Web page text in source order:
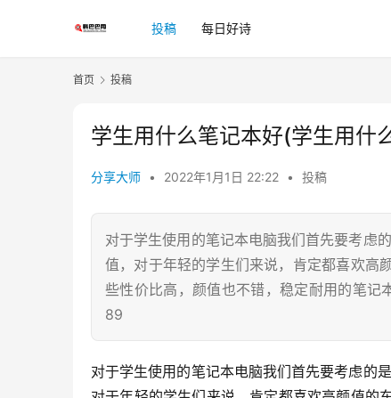
投稿 每日好诗
首页 投稿
学生用什么笔记本好(学生用什
分享大师 • 2022年1月1日 22:22 • 投稿
对于学生使用的笔记本电脑我们首先要考虑
值，对于年轻的学生们来说，肯定都喜欢高
些性价比高，颜值也不错，稳定耐用的笔记
89
对于学生使用的笔记本电脑我们首先要考虑的